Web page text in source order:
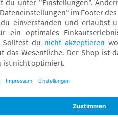
Lernspielzeug
Malen & Kneten
Musik